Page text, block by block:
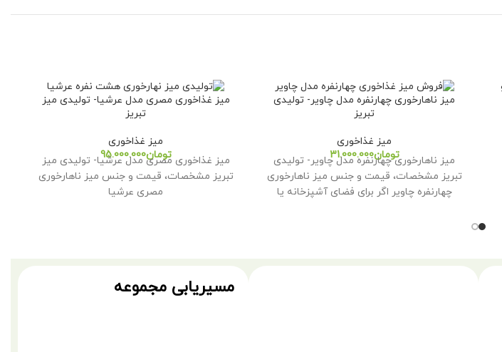
میز ناهارخوری چهارنفره مدل چاویر- تولیدی
تبریز
میز غذاخوری
تومان
میز ناهارخوری چهارنفره مدل چاویر- تولیدی
تبریز مشخصات، قیمت و جنس میز ناهارخوری
چهارنفره چاویر اگر برای فضای آشپزخانه یا
میز غذاخوری مصری مدل عرشیا- تولیدی میز
تبریز
میز غذاخوری
تومان
میز غذاخوری مصری مدل عرشیا- تولیدی میز
تبریز مشخصات، قیمت و جنس میز ناهارخوری
مصری عرشیا
مسیریابی مجموعه